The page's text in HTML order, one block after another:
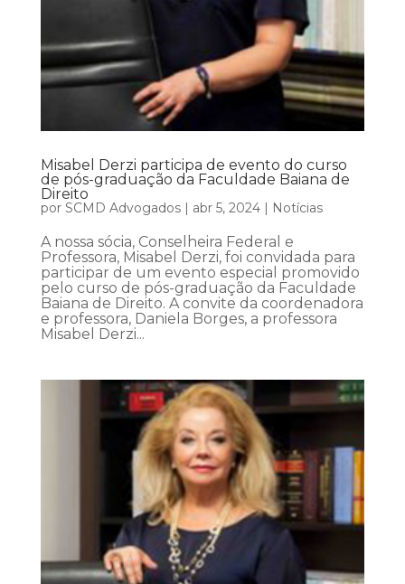
Misabel Derzi participa de evento do curso
de pós-graduação da Faculdade Baiana de
Direito
por SCMD Advogados| abr 5, 2024| Notícias
A nossa sócia, Conselheira Federal e
Professora, Misabel Derzi, foi convidada para
participar de um evento especial promovido
pelo curso de pós-graduação da Faculdade
Baiana de Direito. A convite da coordenadora
e professora, Daniela Borges, a professora
Misabel Derzi...